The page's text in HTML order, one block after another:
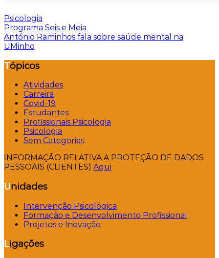
Psicologia
Navegação
de
artigos
Programa Seis e Meia
António Raminhos fala sobre saúde mental na
UMinho
Tópicos
Atividades
Carreira
Covid-19
Estudantes
Profissionais Psicologia
Psicologia
Sem Categorias
INFORMAÇÃO RELATIVA A PROTEÇÃO DE DADOS
PESSOAIS (CLIENTES) Aqui
Unidades
Intervenção Psicológica
Formação e Desenvolvimento Profissional
Projetos e Inovação
Ligações